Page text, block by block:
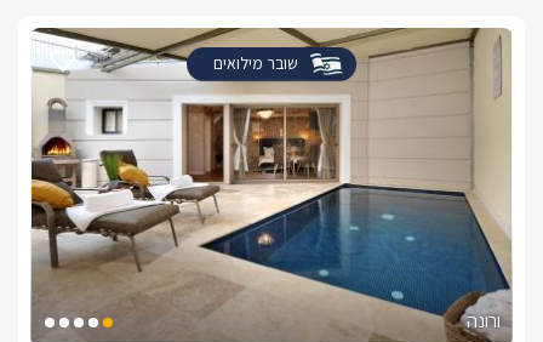
שובר מילואים
ורונה